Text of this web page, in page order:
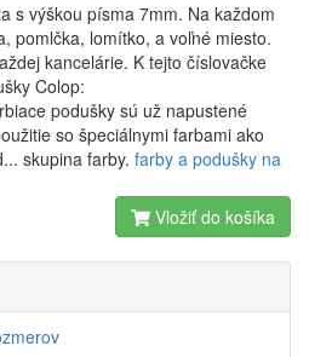
s výškou písma 7mm. Na každom
pomlčka, lomítko, a voľné miesto.
kancelárie. K tejto číslovačke
Colop:
podušky sú už napustené
so špeciálnymi farbami ako
skupina farby. farby a podušky na
Vložiť do košíka